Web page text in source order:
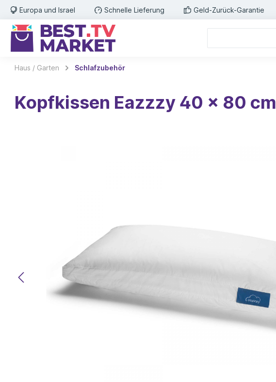
Europa und Israel Schnelle Lieferung Geld-Zurück-Garantie
Haus / Garten Schlafzubehör
Kopfkissen Eazzzy 40 x 80 cm